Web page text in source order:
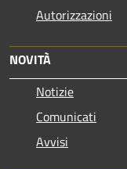
Autorizzazioni
NOVITÀ
Notizie
Comunicati
Avvisi